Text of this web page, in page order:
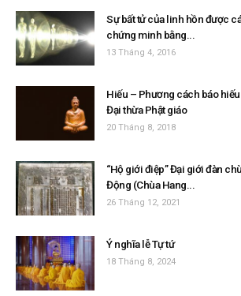
Sự bất tử của linh hồn được
chứng minh bằng...
13 Tháng 4, 2016
Hiếu – Phương cách báo
Đại thừa Phật giáo
20 Tháng 8, 2018
“Hộ giới điệp” Đại giới đàn
Động (Chùa Hang...
26 Tháng 12, 2021
Ý nghĩa lễ Tự tứ
18 Tháng 8, 2024